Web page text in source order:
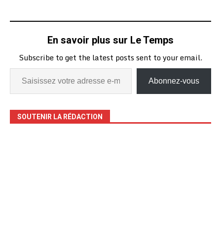
En savoir plus sur Le Temps
Subscribe to get the latest posts sent to your email.
Abonnez-vous
SOUTENIR LA RÉDACTION